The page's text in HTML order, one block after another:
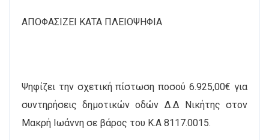
ΑΠΟΦΑΣΙΖΕΙ ΚΑΤΑ ΠΛΕΙΟΨΗΦΙΑ
Ψηφίζει την σχετική πίστωση ποσού 6.925,00€ για
συντηρήσεις δημοτικών οδών Δ.Δ Νικήτης στον
Μακρή Ιωάννη σε βάρος του Κ.Α 8117.0015.